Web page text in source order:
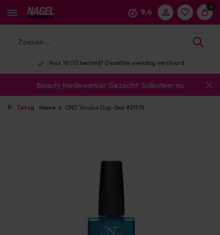
9,4
0
Voor 16:00 besteld? Dezelfde werkdag verstuurd
Beauty Medewerker Gezocht! Solliciteer nu
Terug Home CND Vinylux Digi-Teal #211 15 ...